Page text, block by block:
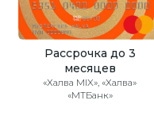
Рассрочка до 3
месяцев
«Халва MIX», «Халва»
«МТБанк»